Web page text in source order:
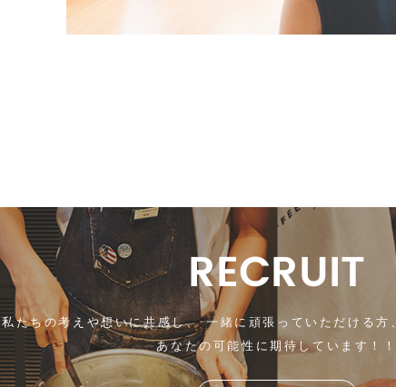
RECRUIT
私たちの考えや想いに共感し、一緒に頑張っていただける方、
あなたの可能性に期待しています！！